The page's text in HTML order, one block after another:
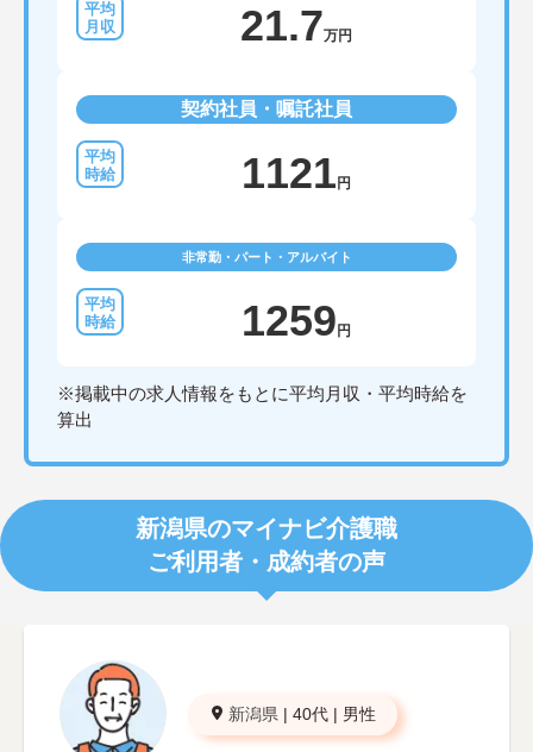
21.7万円
契約社員・嘱託社員
1121 円
非常勤・パート・アルバイト
1259 円
※掲載中の求人情報をもとに平均月収・平均時給を
算出
新潟県のマイナビ介護職
ご利用者・成約者の声
新潟県 | 40代 | 男性